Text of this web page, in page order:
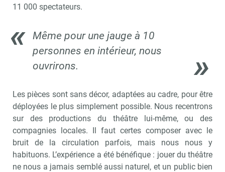
11 000 spectateurs.
Même pour une jauge à 10
personnes en intérieur, nous
ouvrirons.
Les pièces sont sans décor, adaptées au cadre, pour être
déployées le plus simplement possible. Nous recentrons
sur des productions du théâtre lui-même, ou des
compagnies locales. Il faut certes composer avec le
bruit de la circulation parfois, mais nous nous y
habituons. L’expérience a été bénéfique : jouer du théâtre
ne nous a jamais semblé aussi naturel, et un public bien